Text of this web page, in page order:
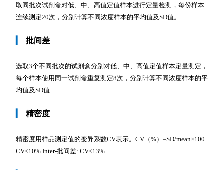
取同批次试剂盒对低、中、高值定值样本进行定量检测，每份样本
连续测定20次，分别计算不同浓度样本的平均值及SD值。
批间差
选取3个不同批次的试剂盒分别对低、中、高值定值样本定量测定，
每个样本使用同一试剂盒重复测定8次，分别计算不同浓度样本的平
均值及SD值
精密度
精密度用样品测定值的变异系数CV表示。CV（%）=SD/mean×100
CV<10% Inter-批间差: CV<13%